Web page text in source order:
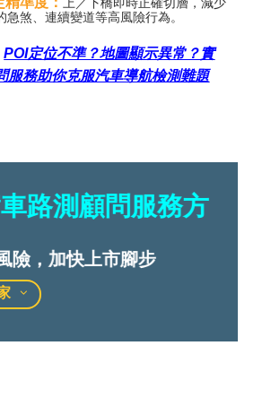
急煞、連續變道等高風險行為。
POI定位不準？地圖顯示異常？實
服務助你克服汽車導航檢測難題
路測顧問服務方
險，加快上市腳步